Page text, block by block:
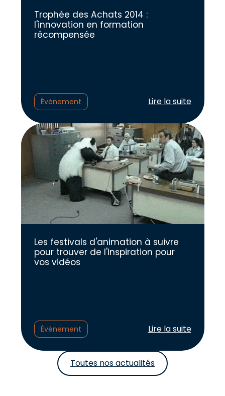
Trophée des Achats 2014 :
l'innovation en formation
récompensée
Événement Lire l'article :
Lire la suite
Les festivals d'animation à suivre
pour trouver de l'inspiration pour
vos vidéos
Événement Lire l'article :
Lire la suite
Toutes nos actualités